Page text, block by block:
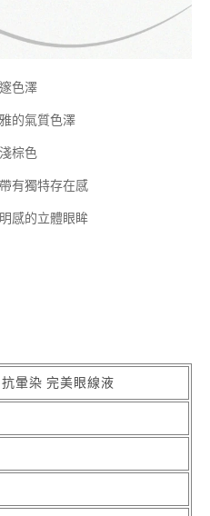
色澤
的氣質色澤
棕色
有獨特存在感
感的立體眼眸
暈染 完美眼線液